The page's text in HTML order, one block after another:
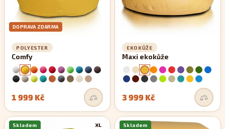
DOPRAVA ZDARMA
POLYESTER
Comfy
1 999 Kč
EKOKŮŽE
Maxi ekokůže
3 999 Kč
XL
Skladem Skladem